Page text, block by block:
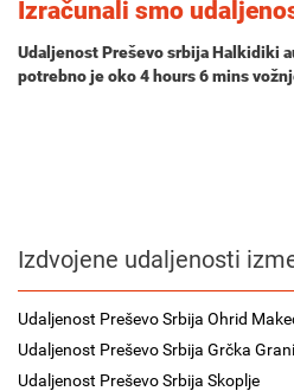
Izračunali smo
Udaljenost Preševo srbija Halkidiki
potrebno je oko4 hours 6 mins
Izdvojene udaljenosti
Udaljenost Preševo Srbija Ohrid
Udaljenost Preševo Srbija Grčka
Udaljenost Preševo Srbija Skoplje